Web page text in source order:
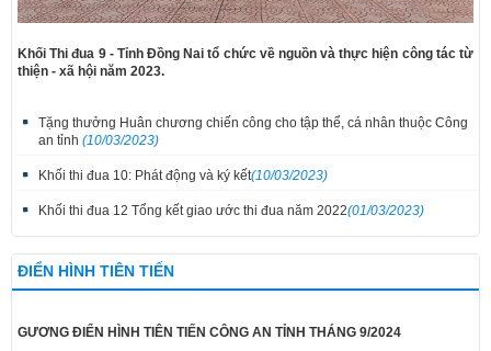
Khối Thi đua 9 - Tỉnh Đồng Nai tổ chức về nguồn và thực hiện công tác từ
thiện - xã hội năm 2023.
Tặng thưởng Huân chương chiến công cho tập thể, cá nhân thuộc Công
an tỉnh (10/03/2023)
Khối thi đua 10: Phát động và ký kết(10/03/2023)
Khối thi đua 12 Tổng kết giao ước thi đua năm 2022(01/03/2023)
ĐIỂN HÌNH TIÊN TIẾN
GƯƠNG ĐIỂN HÌNH TIÊN TIẾN CÔNG AN TỈNH THÁNG 9/2024